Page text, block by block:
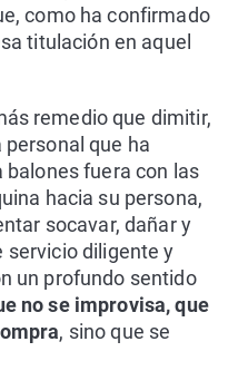
como ha confirmado
titulación en aquel
remedio que dimitir,
que ha
balones fuera con las
hacia su persona,
socavar, dañar y
servicio diligente y
un profundo sentido
no se improvisa, que
, sino que se